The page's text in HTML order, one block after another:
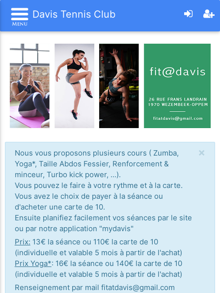
Davis Tennis Club
×
Nous vous proposons plusieurs cours ( Zumba,
Yoga*, Taille Abdos Fessier, Renforcement &
minceur, Turbo kick power, ...).
Vous pouvez le faire à votre rythme et à la carte.
Vous avez le choix de payer à la séance ou
d'acheter une carte de 10.
Ensuite planifiez facilement vos séances par le site
ou par notre application "mydavis"
Prix: 13€ la séance ou 110€ la carte de 10
(individuelle et valable 5 mois à partir de l'achat)
Prix Yoga*: 16€ la séance ou 140€ la carte de 10
(individuelle et valable 5 mois à partir de l'achat)
Renseignement par mail fitatdavis@gmail.com